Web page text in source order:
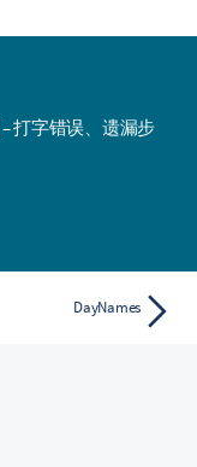
打字错误、遗漏步
DayNames